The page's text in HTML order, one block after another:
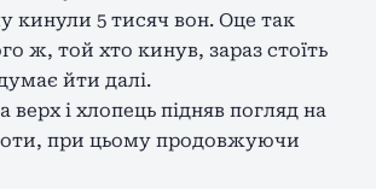
кинули 5 тисяч вон. Оце так
ж, той хто кинув, зараз стоїть
йти далі.
верх і хлопець підняв погляд на
при цьому продовжуючи